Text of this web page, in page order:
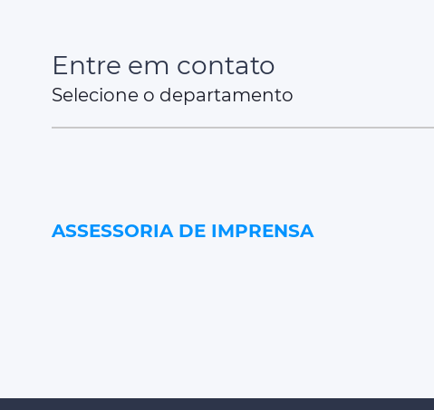
Entre em contato
Selecione o departamento
ASSESSORIA DE IMPRENSA